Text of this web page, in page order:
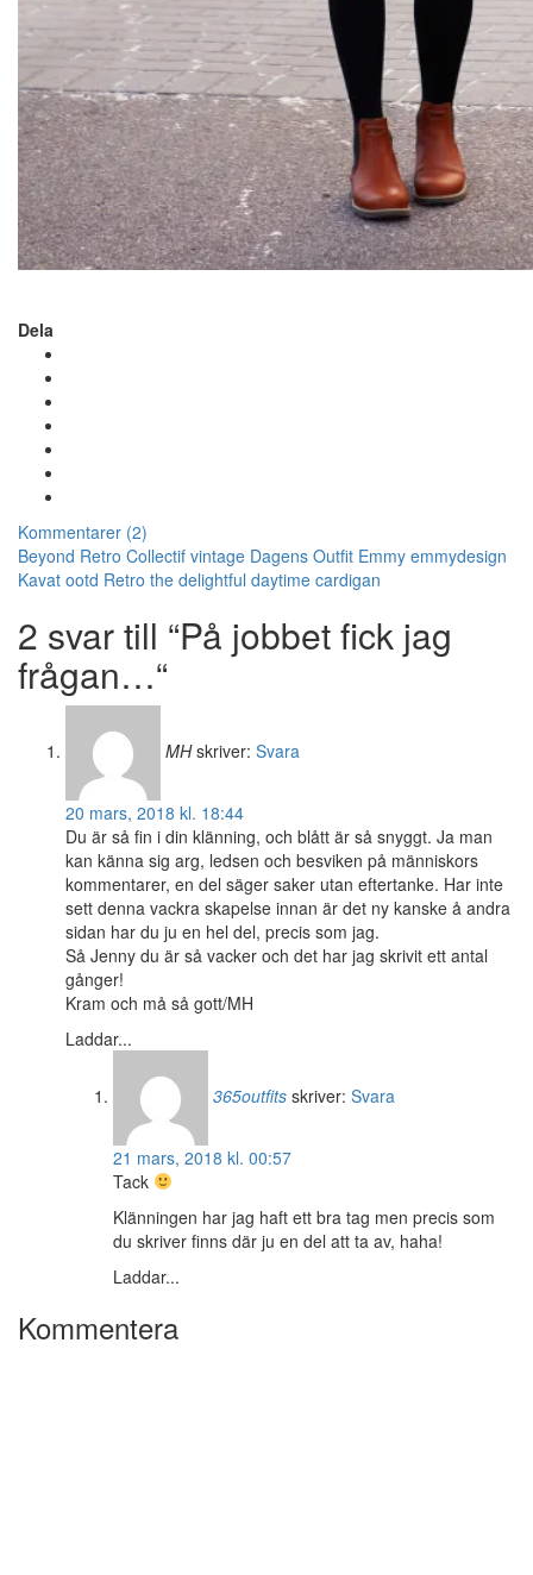
Dela
Kommentarer (2)
Beyond Retro Collectif vintage Dagens Outfit Emmy emmydesign
Kavat ootd Retro the delightful daytime cardigan
2 svar till “På jobbet fick jag
frågan…“
MH skriver: Svara
20 mars, 2018 kl. 18:44
Du är så fin i din klänning, och blått är så snyggt. Ja man
kan känna sig arg, ledsen och besviken på människors
kommentarer, en del säger saker utan eftertanke. Har inte
sett denna vackra skapelse innan är det ny kanske å andra
sidan har du ju en hel del, precis som jag.
Så Jenny du är så vacker och det har jag skrivit ett antal
gånger!
Kram och må så gott/MH
Laddar...
365outfits skriver: Svara
21 mars, 2018 kl. 00:57
Tack
Klänningen har jag haft ett bra tag men precis som
du skriver finns där ju en del att ta av, haha!
Laddar...
Kommentera